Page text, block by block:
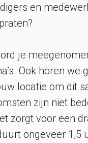
en
je
Ook horen we
locatie om dit
zijn niet
zorgt voor een
ongeveer 1,5